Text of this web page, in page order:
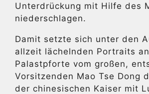
Unterdrückung mit Hilfe des
niederschlagen.
Damit setzte sich unter den
allzeit lächelnden Portraits
Palastpforte vom großen,
Vorsitzenden Mao Tse Dong
der chinesischen Kaiser mit